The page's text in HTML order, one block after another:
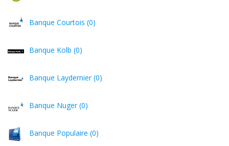
Banque Courtois (0)
Banque Kolb (0)
Banque Laydernier (0)
Banque Nuger (0)
Banque Populaire (0)